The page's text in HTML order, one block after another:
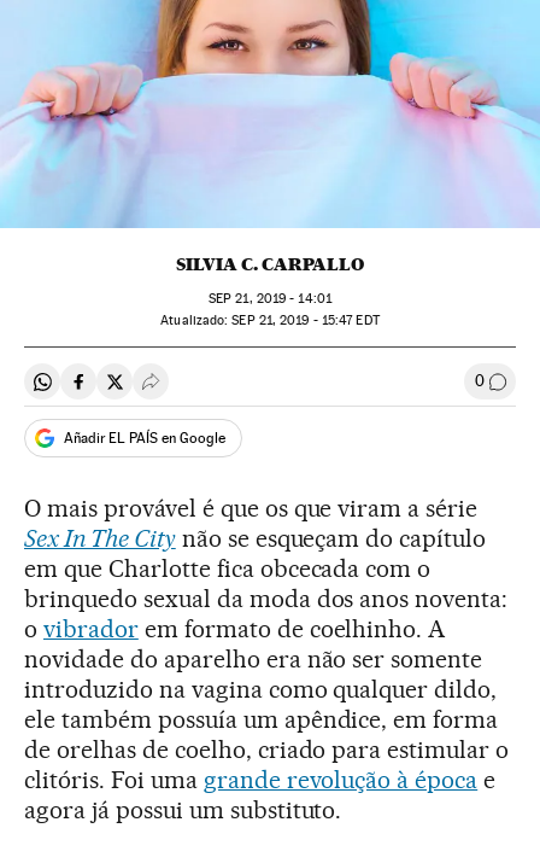
SILVIA C. CARPALLO
SEP 21, 2019 - 14:01
atualizado: SEP21, 2019 - 15:47EDT
Compartir en Whatsapp
Compartir en Facebook
Compartir en Twitter
Desplegar Redes Sociales 0
Añadir EL PAÍS en Google
O mais provável é que os que viram a série
Sex In The Citynão se esqueçam do capítulo
em que Charlotte fica obcecada com o
brinquedo sexual da moda dos anos noventa:
o vibradorem formato de coelhinho. A
novidade do aparelho era não ser somente
introduzido na vagina como qualquer dildo,
ele também possuía um apêndice, em forma
de orelhas de coelho, criado para estimular o
clitóris. Foi uma grande revolução à época e
agora já possui um substituto.